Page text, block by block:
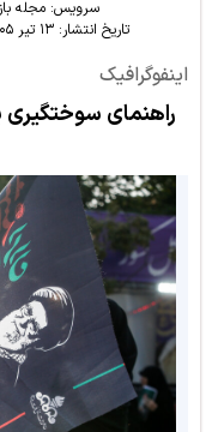
سرویس:مجله
تاریخ انتشار:۱۳ تیر ۱۴۰۵ - ۱۳:۰۱
اینفوگرافیک
راهنمای سوختگیری